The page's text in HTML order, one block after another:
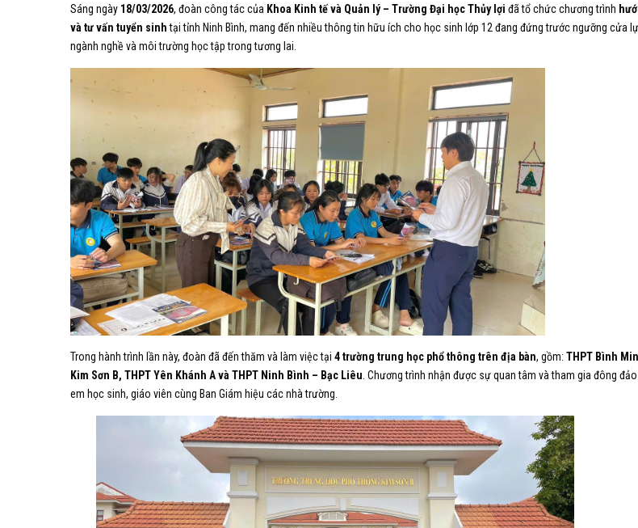
Sáng ngày 18/03/2026, đoàn công tác của Khoa Kinh tế và Quản lý – Trường Đại học Thủy lợi đã tổ chức chương trình
và tư vấn tuyển sinhtại tỉnh Ninh Bình, mang đến nhiều thông tin hữu ích cho học sinh lớp 12 đang đứng trước ngưỡng cửa
ngành nghề và môi trường học tập trong tương lai.
Trong hành trình lần này, đoàn đã đến thăm và làm việc tại 4 trường trung học phổ thông trên địa bàn, gồm: THPT Bình
Kim Sơn B, THPT Yên Khánh A và THPT Ninh Bình – Bạc Liêu . Chương trình nhận được sự quan tâm và tham gia đông
em học sinh, giáo viên cùng Ban Giám hiệu các nhà trường.